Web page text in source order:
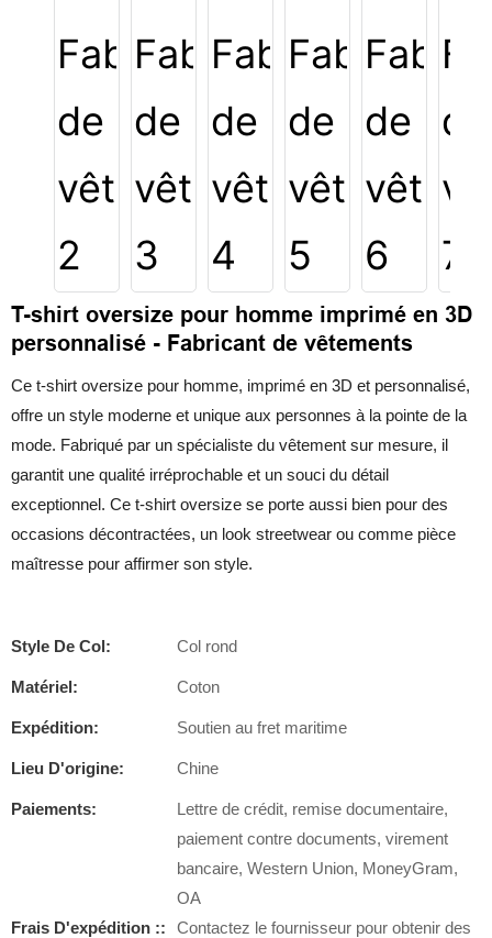
T-shirt oversize pour homme imprimé en 3D
personnalisé - Fabricant de vêtements
Ce t-shirt oversize pour homme, imprimé en 3D et personnalisé,
offre un style moderne et unique aux personnes à la pointe de la
mode. Fabriqué par un spécialiste du vêtement sur mesure, il
garantit une qualité irréprochable et un souci du détail
exceptionnel. Ce t-shirt oversize se porte aussi bien pour des
occasions décontractées, un look streetwear ou comme pièce
maîtresse pour affirmer son style.
Style De Col: Col rond
Matériel: Coton
Expédition: Soutien au fret maritime
Lieu D'origine: Chine
Paiements:
Lettre de crédit, remise documentaire,
paiement contre documents, virement
bancaire, Western Union, MoneyGram,
OA
Frais D'expédition ::
Contactez le fournisseur pour obtenir des